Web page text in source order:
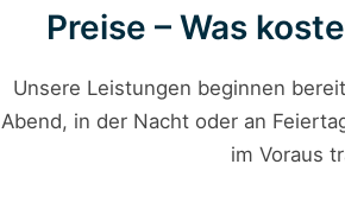
Preise – Was
Unsere Leistungen beginnen
Abend, in der Nacht oder an
im Voraus